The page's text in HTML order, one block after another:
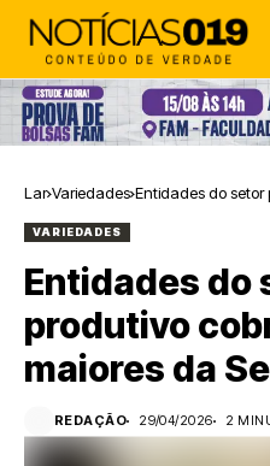
Lar Variedades Entidades do setor
VARIEDADES
Entidades do
produtivo
maiores da
REDAÇÃO 29/04/2026 2